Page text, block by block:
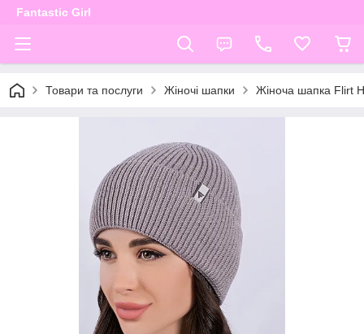
Fantastic Girl
Товари та послуги Жіночі шапки Жіноча шапка Flirt